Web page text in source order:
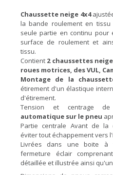
Chaussette neige 4x4
la bande roulement en
seule partie en continu pour
surface de roulement et
tissu.
Contient 2 chaussettes neige
roues motrices, des VUL,
Montage de la
étirement d'un élastique
d'étirement.
Tension et centrage
automatique sur le pneu
Partie centrale Avant de la
éviter tout échappement vers
Livrées dans une boite à
fermeture éclair
détaillée et illustrée ainsi